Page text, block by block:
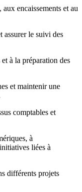
encaissements et au
assurer le suivi des
à la préparation des
et maintenir une
comptables et
à
liées à
différents projets